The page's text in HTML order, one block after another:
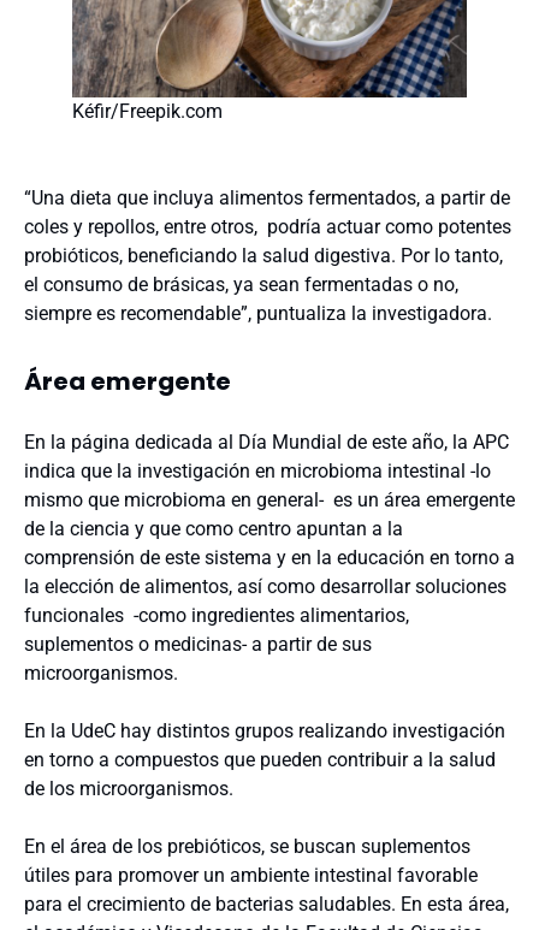
Kéfir/Freepik.com
“Una dieta que incluya alimentos fermentados, a partir de
coles y repollos, entre otros, podría actuar como potentes
probióticos, beneficiando la salud digestiva. Por lo tanto,
el consumo de brásicas, ya sean fermentadas o no,
siempre es recomendable”, puntualiza la investigadora.
Área emergente
En la página dedicada al Día Mundial de este año, la APC
indica que la investigación en microbioma intestinal -lo
mismo que microbioma en general- es un área emergente
de la ciencia y que como centro apuntan a la
comprensión de este sistema y en la educación en torno a
la elección de alimentos, así como desarrollar soluciones
funcionales -como ingredientes alimentarios,
suplementos o medicinas- a partir de sus
microorganismos.
En la UdeC hay distintos grupos realizando investigación
en torno a compuestos que pueden contribuir a la salud
de los microorganismos.
En el área de los prebióticos, se buscan suplementos
útiles para promover un ambiente intestinal favorable
para el crecimiento de bacterias saludables. En esta área,